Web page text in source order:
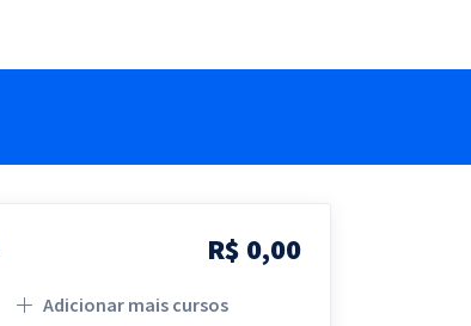
R$ 0,00
Adicionar mais cursos